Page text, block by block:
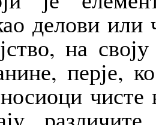
делови
на
перје,
чисте